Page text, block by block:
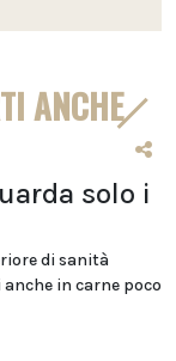
ANCHE
solo i
di sanità
in carne poco